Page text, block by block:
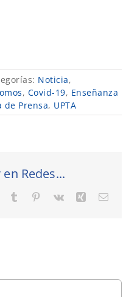
Noticia,
, Covid-19, Enseñanza
de Prensa, UPTA
Redes...
WhatsApp
Tumblr Pinterest
Vk XingCorreo